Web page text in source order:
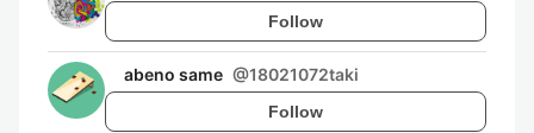
Follow
abeno same @18021072taki
Follow